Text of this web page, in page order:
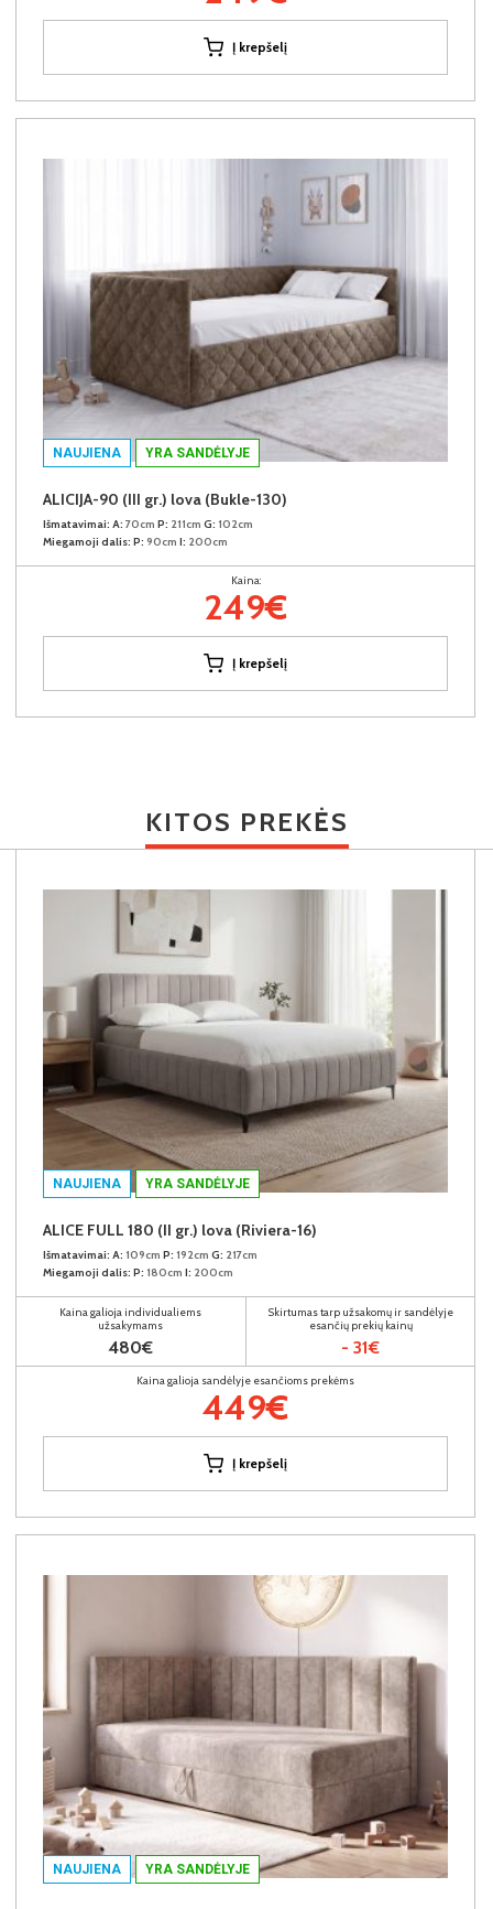
Į krepšelį
NAUJIENA YRA SANDĖLYJE
ALICIJA-90 (III gr.) lova (Bukle-130)
Išmatavimai: A: 70cm P: 211cm G: 102cm
Miegamoji dalis: P: 90cm I: 200cm
Kaina:
249€
Į krepšelį
KITOS PREKĖS
NAUJIENA YRA SANDĖLYJE
ALICE FULL 180 (II gr.) lova (Riviera-16)
Išmatavimai: A: 109cm P: 192cm G: 217cm
Miegamoji dalis: P: 180cm I: 200cm
Kaina galioja individualiems
užsakymams
480€
Skirtumas tarp užsakomų ir sandėlyje
esančių prekių kainų
- 31€
Kaina galioja sandėlyje esančioms prekėms
449€
Į krepšelį
NAUJIENA YRA SANDĖLYJE